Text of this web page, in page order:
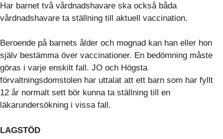
Har barnet två vårdnadshavare ska också båda
vårdnadshavare ta ställning till aktuell vaccination.
Beroende på barnets ålder och mognad kan han eller hon
själv bestämma över vaccinationer. En bedömning måste
göras i varje enskilt fall. JO och Högsta
förvaltningsdomstolen har uttalat att ett barn som har fyllt
12 år normalt sett bör kunna ta ställning till en
läkarundersökning i vissa fall.
LAGSTÖD